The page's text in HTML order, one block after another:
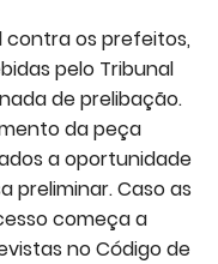
contra os prefeitos,
pelo Tribunal
de prelibação.
da peça
a oportunidade
preliminar. Caso as
começa a
no Código de